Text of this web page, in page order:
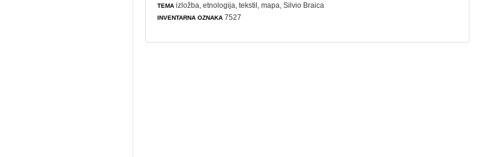
TEMA izložba ,etnologija ,tekstil ,mapa , Silvio Braica
INVENTARNA OZNAKA 7527